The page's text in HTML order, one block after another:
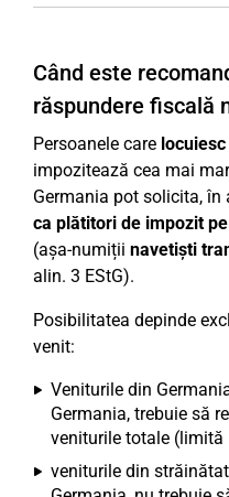
Când este
răspundere fiscală
Persoanele care
impozitează cea mai
Germania pot solicita,
ca plătitori de impozit
(așa-numiții navetiști
alin. 3 EStG).
Posibilitatea depinde
venit:
Veniturile din
Germania, trebuie să
veniturile totale (limită
veniturile din